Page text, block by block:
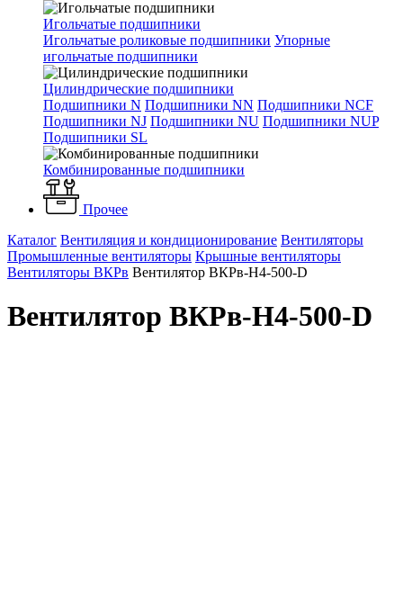
Игольчатые подшипники
Игольчатые роликовые подшипники Упорные
игольчатые подшипники
Цилиндрические подшипники
Подшипники N Подшипники NN Подшипники NCF
Подшипники NJ Подшипники NU Подшипники NUP
Подшипники SL
Комбинированные подшипники
Прочее
Каталог Вентиляция и кондиционирование Вентиляторы
Промышленные вентиляторы Крышные вентиляторы
Вентиляторы ВКРв Вентилятор ВКРв-Н4-500-D
Вентилятор ВКРв-Н4-500-D